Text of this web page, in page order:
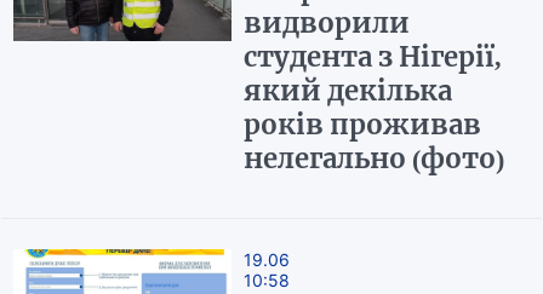
видворили
студента з Нігерії,
який декілька
років проживав
нелегально (фото)
19.06
10:58